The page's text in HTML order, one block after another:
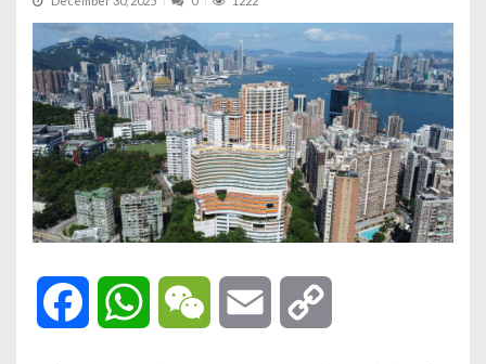
Facebook WhatsAppWeChat Email